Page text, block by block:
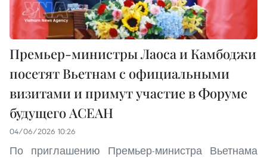
Премьер-министры Лаоса и Камбоджи
посетят Вьетнам с официальными
визитами и примут участие в Форуме
будущего АСЕАН
04/06/2026 10:26
По приглашению Премьер-министра Вьетнама